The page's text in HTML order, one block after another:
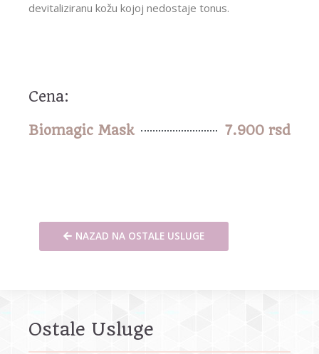
devitaliziranu kožu kojoj nedostaje tonus.
Cena:
Biomagic Mask 7.900 rsd
NAZAD NA OSTALE USLUGE
Ostale Usluge